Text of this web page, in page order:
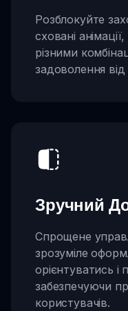
Розблокуйте
сховані
різними
задоволення
Зручний
Спрощене
зрозуміле
орієнтуватись і
забезпечуючи
користувачів.